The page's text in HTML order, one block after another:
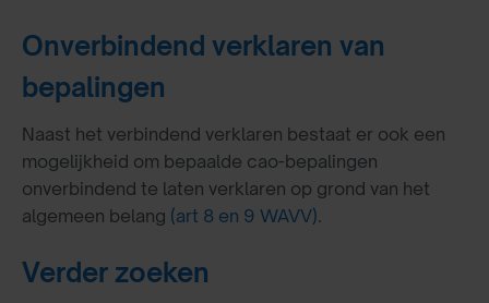
Onverbindend verklaren van
bepalingen
Naast het verbindend verklaren bestaat er ook een
mogelijkheid om bepaalde cao-bepalingen
onverbindend te laten verklaren op grond van het
algemeen belang (art 8 en 9 WAVV).
Verder zoeken